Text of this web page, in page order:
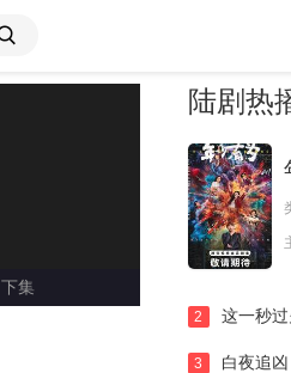
下集
陆剧热
2 这一秒过
3 白夜追凶